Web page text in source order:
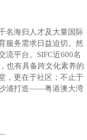
名海归人才及大量国际
服务需求日益迫切。然
流平台。SIFC近600名
也有具备跨文化素养的
，更在于社区；不止于
浦打造——粤港澳大湾